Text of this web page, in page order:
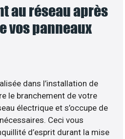
au réseau après
vos panneaux
dans l’installation de
le branchement de votre
électrique et s’occupe de
Ceci vous
d’esprit durant la mise